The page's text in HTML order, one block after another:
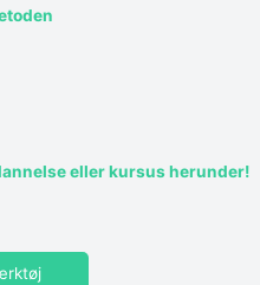
eller kursus herunder!